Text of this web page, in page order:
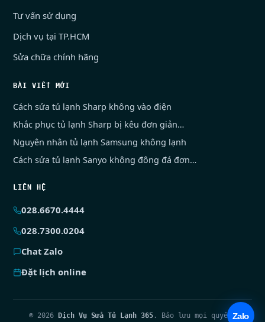
Tư vấn sử dụng
Dịch vụ tại TP.HCM
Sửa chữa chính hãng
BÀI VIẾT MỚI
Cách sửa tủ lạnh Sharp không vào điện
Khắc phục tủ lạnh Sharp bị kêu đơn giản…
Nguyên nhân tủ lạnh Samsung không lạnh
Cách sửa tủ lạnh Sanyo không đông đá đơn…
LIÊN HỆ
028.6670.4444
028.7300.0204
Chat Zalo
Đặt lịch online
© 2026 Dịch Vụ Sửa Tủ Lạnh 365 . Bảo lưu mọi quyền.